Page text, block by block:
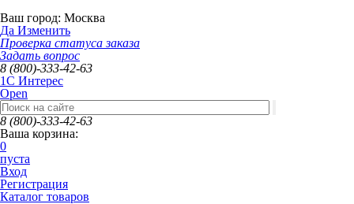
Ваш город: Москва
Да Изменить
Проверка статуса заказа
Задать вопрос
8 (800)-333-42-63
1C Интерес
Open
8 (800)-333-42-63
Ваша корзина:
0
пуста
Вход
Регистрация
Каталог товаров